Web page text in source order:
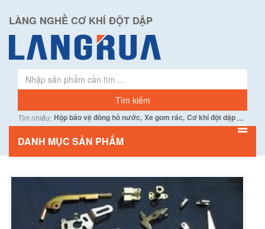
LÀNG NGHỀ CƠ KHÍ ĐỘT DẬP
Tìm nhiều: Hộp bảo vệ đồng hồ nước, Xe gom rác, Cơ khí đột dập...
DANH MỤC SẢN PHẨM